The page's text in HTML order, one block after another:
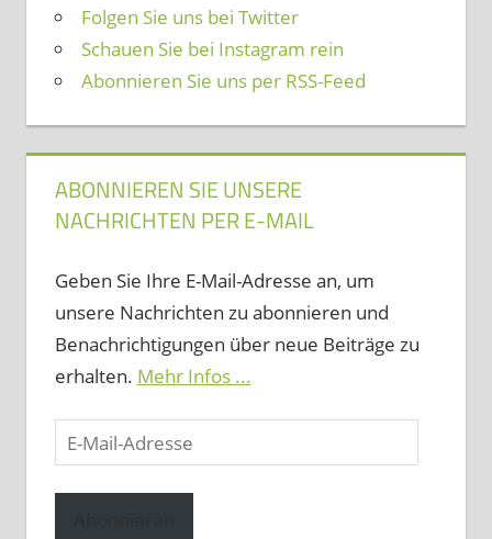
Folgen Sie uns bei Twitter
Schauen Sie bei Instagram rein
Abonnieren Sie uns per RSS-Feed
ABONNIEREN SIE UNSERE
NACHRICHTEN PER E-MAIL
Geben Sie Ihre E-Mail-Adresse an, um
unsere Nachrichten zu abonnieren und
Benachrichtigungen über neue Beiträge zu
erhalten. Mehr Infos ...
E-
Mail-
Adresse